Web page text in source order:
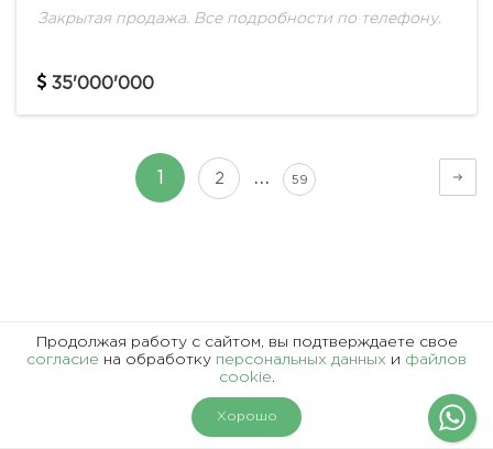
На карте
Закрытая продажа. Все подробности по телефону.
35'000'000
2 … 59
носит информационный характер и не является
Продолжая работу с сайтом, вы подтверждаете свое
согласие на обработку персональных данных и файлов
cookie.
Хорошо